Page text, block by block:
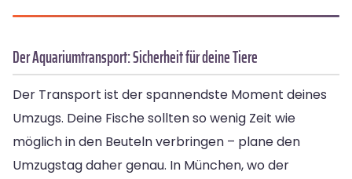
Der Aquariumtransport: Sicherheit für deine Tiere
Der Transport ist der spannendste Moment deines
Umzugs. Deine Fische sollten so wenig Zeit wie
möglich in den Beuteln verbringen – plane den
Umzugstag daher genau. In München, wo der